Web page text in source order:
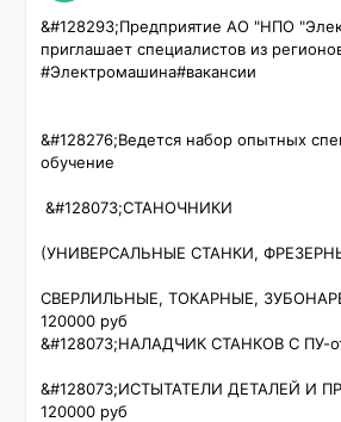
&#128293;Предприятие АО "НПО
приглашает специалистов из
#Электромашина#вакансии
&#128276;Ведется набор опытных
обучение
&#128073;СТАНОЧНИКИ
(УНИВЕРСАЛЬНЫЕ СТАНКИ,
СВЕРЛИЛЬНЫЕ, ТОКАРНЫЕ,
120000 руб
&#128073;НАЛАДЧИК СТАНКОВ С ПУ-
&#128073;ИСТЫТАТЕЛИ ДЕТАЛЕЙ И
120000 руб